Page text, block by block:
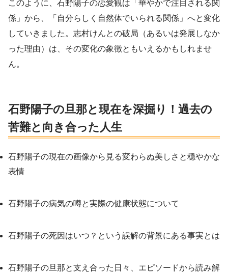
このように、石野陽子の恋愛観は「華やかで注目される関
係」から、「自分らしく自然体でいられる関係」へと変化
していきました。志村けんとの破局（あるいは発展しなか
った理由）は、その変化の象徴ともいえるかもしれませ
ん。
石野陽子の旦那と現在を深掘り！過去の
苦難と向き合った人生
石野陽子の現在の画像から見る変わらぬ美しさと穏やかな
表情
石野陽子の病気の噂と実際の健康状態について
石野陽子の死因はいつ？という誤解の背景にある事実とは
石野陽子の旦那と支え合った日々、エピソードから読み解